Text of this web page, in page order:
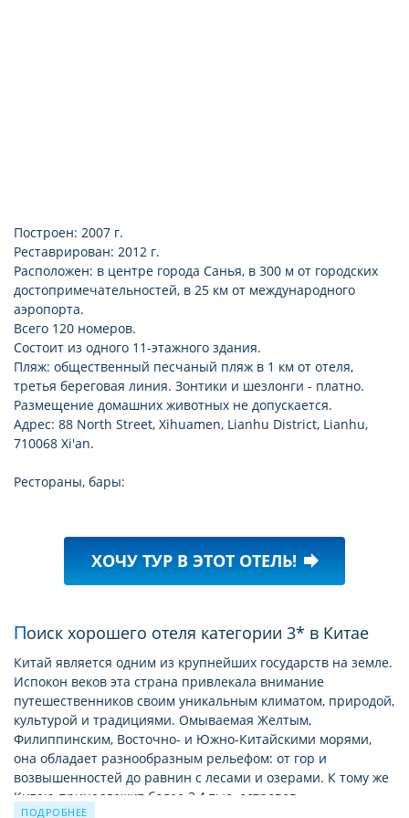
Построен: 2007 г.
Реставрирован: 2012 г.
Расположен: в центре города Санья, в 300 м от городских
достопримечательностей, в 25 км от международного
аэропорта.
Всего 120 номеров.
Состоит из одного 11-этажного здания.
Пляж: общественный песчаный пляж в 1 км от отеля,
третья береговая линия. Зонтики и шезлонги - платно.
Размещение домашних животных не допускается.
Адрес: 88 North Street, Xihuamen, Lianhu District, Lianhu,
710068 Xi'an.
Рестораны, бары:
ХОЧУ ТУР В ЭТОТ ОТЕЛЬ! forward
Поиск хорошего отеля категории 3* в Китае
Китай является одним из крупнейших государств на земле.
Испокон веков эта страна привлекала внимание
путешественников своим уникальным климатом, природой,
культурой и традициями. Омываемая Желтым,
Филиппинским, Восточно- и Южно-Китайскими морями,
она обладает разнообразным рельефом: от гор и
возвышенностей до равнин с лесами и озерами. К тому же
Китаю принадлежит более 3,4 тыс. островов.
ПОДРОБНЕЕ